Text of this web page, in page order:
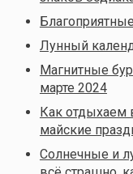
Лунный
Магнитные
марте 2024
Как отдыхаем
майские
Солнечные и